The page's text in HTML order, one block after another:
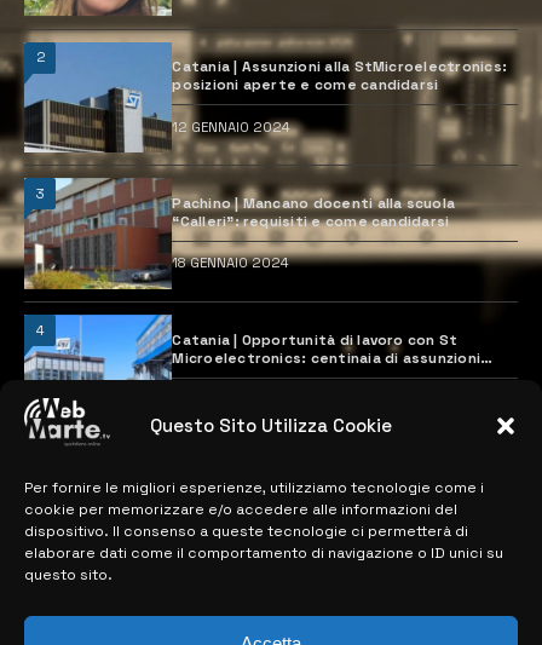
Questo Sito Utilizza Cookie
Per fornire le migliori esperienze, utilizziamo tecnologie come i
cookie per memorizzare e/o accedere alle informazioni del
dispositivo. Il consenso a queste tecnologie ci permetterà di
elaborare dati come il comportamento di navigazione o ID unici su
questo sito.
2
Catania | Assunzioni alla StMicroelectronics:
posizioni aperte e come candidarsi
12 GENNAIO 2024
3
Pachino | Mancano docenti alla scuola
“Calleri”: requisiti e come candidarsi
18 GENNAIO 2024
4
Catania | Opportunità di lavoro con St
Microelectronics: centinaia di assunzioni
previste
MAPPA DEL SITO
> NOTIZIE